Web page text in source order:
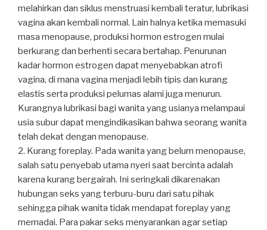
melahirkan dan siklus menstruasi kembali teratur, lubrikasi
vagina akan kembali normal. Lain halnya ketika memasuki
masa menopause, produksi hormon estrogen mulai
berkurang dan berhenti secara bertahap. Penurunan
kadar hormon estrogen dapat menyebabkan atrofi
vagina, di mana vagina menjadi lebih tipis dan kurang
elastis serta produksi pelumas alami juga menurun.
Kurangnya lubrikasi bagi wanita yang usianya melampaui
usia subur dapat mengindikasikan bahwa seorang wanita
telah dekat dengan menopause.
2. Kurang foreplay. Pada wanita yang belum menopause,
salah satu penyebab utama nyeri saat bercinta adalah
karena kurang bergairah. Ini seringkali dikarenakan
hubungan seks yang terburu-buru dari satu pihak
sehingga pihak wanita tidak mendapat foreplay yang
memadai. Para pakar seks menyarankan agar setiap